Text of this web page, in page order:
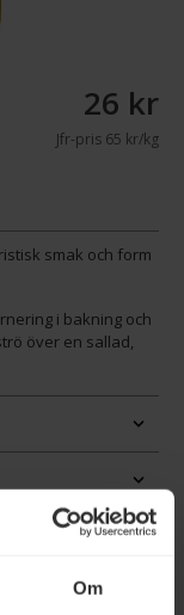
Om
26 kr
Jfr-pris65 kr/kg
smak och form
i bakning och
över en sallad,